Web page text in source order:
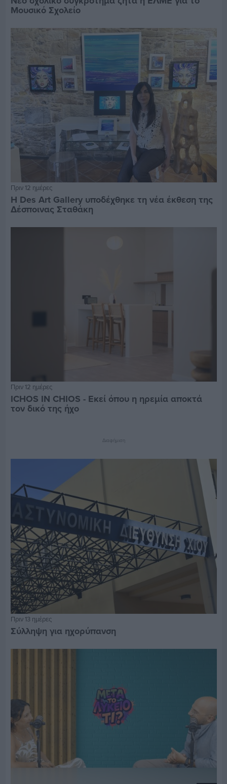
Μουσικό Σχολείο
Πριν 12 ημέρες
Η Des Art Gallery υποδέχθηκε τη νέα έκθεση της
Δέσποινας Σταθάκη
Πριν 12 ημέρες
ICHOS IN CHIOS - Εκεί όπου η ηρεμία αποκτά
τον δικό της ήχο
Διαφήμιση
Πριν 13 ημέρες
Σύλληψη για ηχορύπανση